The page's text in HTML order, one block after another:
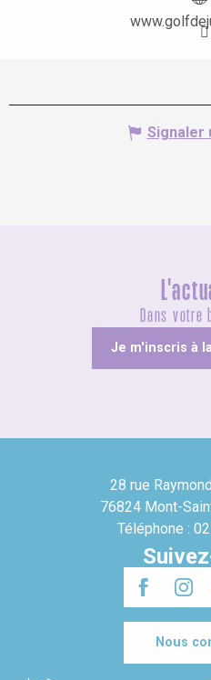
Signaler
Dans votre
Je m'inscris à
28 rue
76824 Mont-
Téléphone :
Nous